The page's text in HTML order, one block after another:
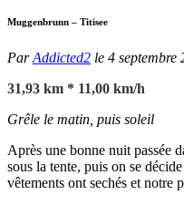
Muggenbrunn – Titisee
ParAddicted2 le 4 septembre
31,93 km * 11,00 km/h
Grêle le matin, puis soleil
Après une bonne nuit passée
sous la tente, puis on se
vêtements ont sechés et notre